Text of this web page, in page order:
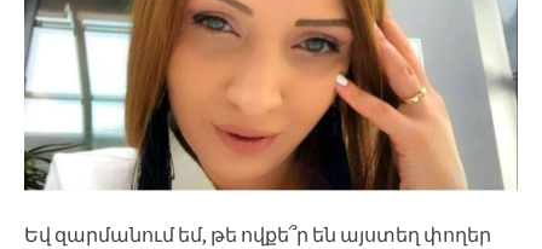
Եվ զարմանում եմ, թե ովքե՞ր են այստեղ փողեր